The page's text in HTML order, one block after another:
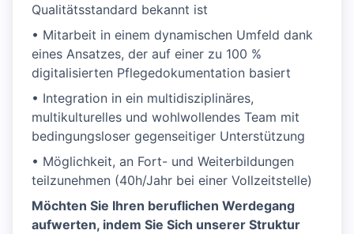
Qualitätsstandard bekannt ist
• Mitarbeit in einem dynamischen Umfeld dank
eines Ansatzes, der auf einer zu 100 %
digitalisierten Pflegedokumentation basiert
• Integration in ein multidisziplinäres,
multikulturelles und wohlwollendes Team mit
bedingungsloser gegenseitiger Unterstützung
• Möglichkeit, an Fort- und Weiterbildungen
teilzunehmen (40h/Jahr bei einer Vollzeitstelle)
Möchten Sie Ihren beruflichen Werdegang
aufwerten, indem Sie Sich unserer Struktur